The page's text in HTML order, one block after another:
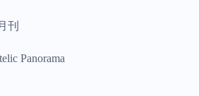
刊
Panorama